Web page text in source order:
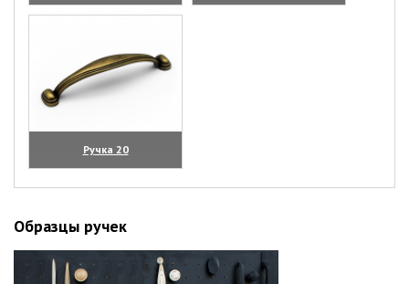
(увеличить)
(увеличить)
Ручка 20
(увеличить)
Образцы ручек